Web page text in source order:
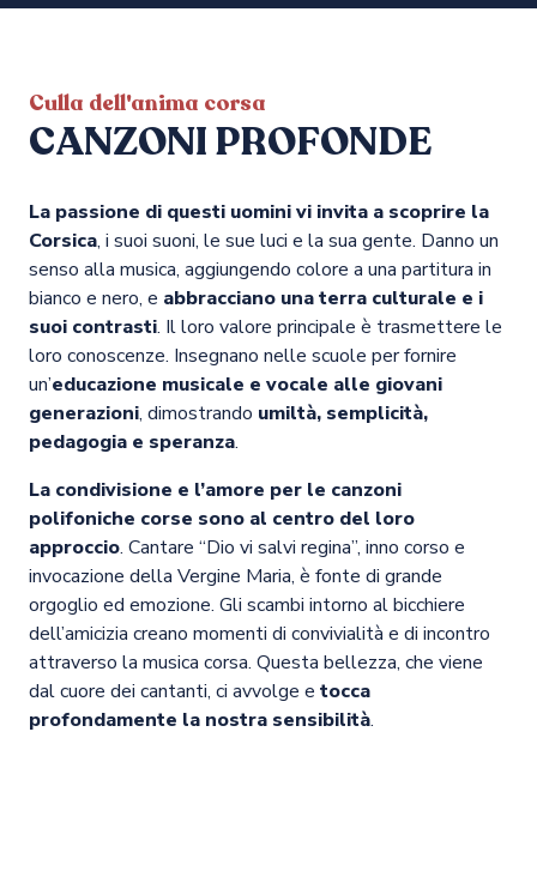
Culla dell'anima corsa
CANZONI PROFONDE
La passione di questi uomini vi invita a scoprire la
Corsica, i suoi suoni, le sue luci e la sua gente. Danno un
senso alla musica, aggiungendo colore a una partitura in
bianco e nero, e abbracciano una terra culturale e i
suoi contrasti. Il loro valore principale è trasmettere le
loro conoscenze. Insegnano nelle scuole per fornire
un’educazione musicale e vocale alle giovani
generazioni, dimostrando umiltà, semplicità,
pedagogia e speranza.
La condivisione e l’amore per le canzoni
polifoniche corse sono al centro del loro
approccio. Cantare “Dio vi salvi regina”, inno corso e
invocazione della Vergine Maria, è fonte di grande
orgoglio ed emozione. Gli scambi intorno al bicchiere
dell’amicizia creano momenti di convivialità e di incontro
attraverso la musica corsa. Questa bellezza, che viene
dal cuore dei cantanti, ci avvolge e tocca
profondamente la nostra sensibilità.